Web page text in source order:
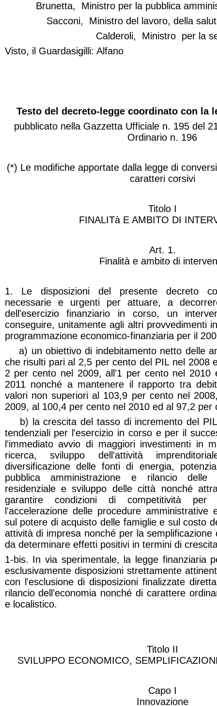
Brunetta,
Ministro per la pubblica
Sacconi,
Ministro del lavoro, della
Calderoli,
Ministro per la
Visto, il Guardasigilli: Alfano
Testo del decreto-legge coordinato con la
pubblicato nella Gazzetta Ufficialen. 195 del
Ordinario n. 196
(*) Le modifiche apportate dalla legge di
caratteri corsivi
Titolo I
FINALITà E AMBITO DI
Art. 1.
Finalità e ambito di
1. Le disposizioni del presente decreto
necessarie e urgenti per attuare, a
dell'esercizio finanziario in corso, un
conseguire, unitamente agli altri provvedimenti
programmazione economico-finanziariaper il
a) un obiettivo di indebitamento netto delle
che risulti pari al 2,5 per cento del PIL nel 2008
2 per cento nel 2009, all'1 per cento nel 2010
2011 nonché a mantenere il rapporto tra
valori non superiori al 103,9 per cento nel
2009, al 100,4 per cento nel 2010 ed al 97,2 per
b) la crescita del tasso di incremento del
tendenziali per l'esercizio in corso e per il
l'immediato avvio di maggiori investimenti in
ricerca, sviluppo dell'attività
diversificazione delle fonti di energia,
pubblica amministrazione e rilancio delle
residenziale e sviluppo delle città nonché
garantire condizioni di competitività per
l'accelerazione delle procedure amministrative
sul potere di acquisto delle famiglie e sul costo
attività di impresa nonché per la
da determinare effetti positivi in termini di
1-bis. In via sperimentale, la legge finanziaria
esclusivamente disposizioni strettamente
con l'esclusione di disposizioni finalizzate
rilancio dell'economia nonché di carattere
e localistico.
Titolo II
SVILUPPO ECONOMICO,
Capo I
Innovazione